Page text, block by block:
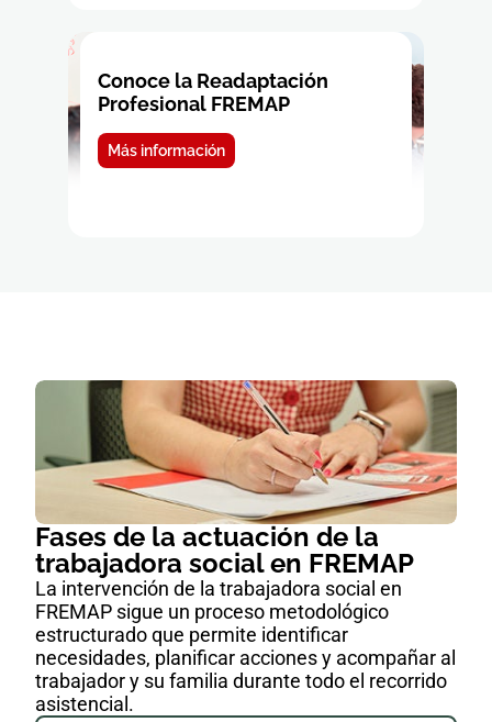
Conoce la Readaptación
Profesional FREMAP
Más información
Fases de la actuación de la
trabajadora social en FREMAP
La intervención de la trabajadora social en
FREMAP sigue un proceso metodológico
estructurado que permite identificar
necesidades, planificar acciones y acompañar al
trabajador y su familia durante todo el recorrido
asistencial.